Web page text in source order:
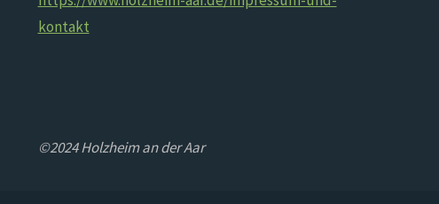
kontakt
©2024 Holzheim an der Aar